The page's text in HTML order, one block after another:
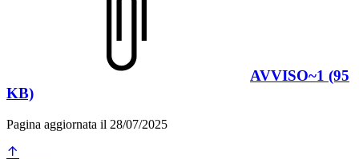
AVVISO~1 (95
KB)
Pagina aggiornata il 28/07/2025